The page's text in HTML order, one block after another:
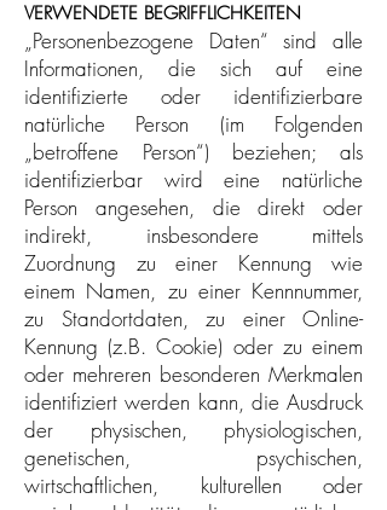
VERWENDETE BEGRIFFLICHKEITEN
„Personenbezogene Daten“ sind alle
Informationen, die sich auf eine
identifizierte oder identifizierbare
natürliche Person (im Folgenden
„betroffene Person“) beziehen; als
identifizierbar wird eine natürliche
Person angesehen, die direkt oder
indirekt, insbesondere mittels
Zuordnung zu einer Kennung wie
einem Namen, zu einer Kennnummer,
zu Standortdaten, zu einer Online-
Kennung (z.B. Cookie) oder zu einem
oder mehreren besonderen Merkmalen
identifiziert werden kann, die Ausdruck
der physischen, physiologischen,
genetischen, psychischen,
wirtschaftlichen, kulturellen oder